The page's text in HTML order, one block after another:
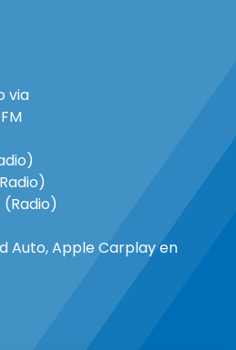
via
(Radio)
Auto, Apple Carplay en